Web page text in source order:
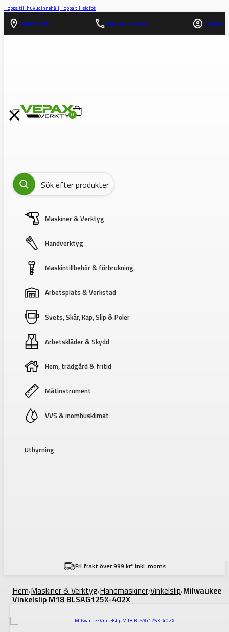
Hoppa till huvudinnehåll Hoppa till sidfot
HITTA HIT! 08-562 372 00 LOGGA IN
0
Maskiner & Verktyg
Handverktyg
Maskintillbehör & förbrukning
Arbetsplats & Verkstad
Svets, Skär, Kap, Slip & Poler
Arbetskläder & Skydd
Hem, trädgård & fritid
Mätinstrument
VVS & inomhusklimat
Uthyrning
Fri frakt över 999 kr* inkl. moms
Hem/Maskiner & Verktyg/Handmaskiner/Vinkelslip/Milwaukee
Vinkelslip M18 BLSAG125X-402X